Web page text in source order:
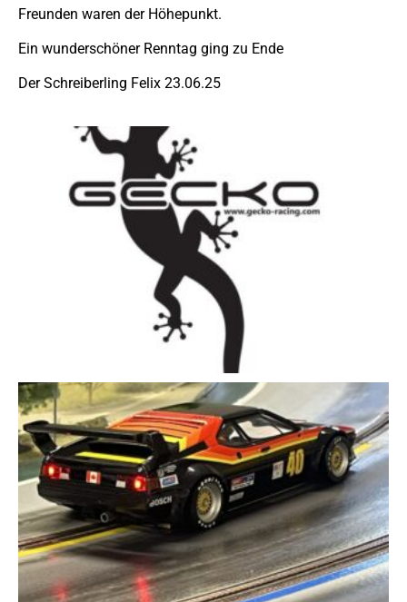
Freunden waren der Höhepunkt.
Ein wunderschöner Renntag ging zu Ende
Der Schreiberling Felix 23.06.25